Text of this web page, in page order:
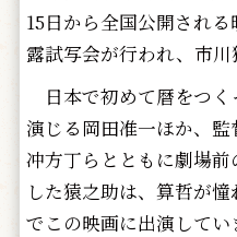
15日から全国公開され
露試写会が行われ、市川
日本で初めて暦をつく
演じる岡田准一ほか、
冲方丁らとともに劇場
した猿之助は、算哲が
でこの映画に出演してい